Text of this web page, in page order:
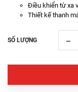
Điều khiển từ xa
Thiết kế thanh
SỐ LƯỢNG